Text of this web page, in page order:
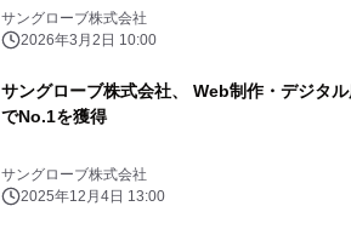
サングローブ株式会社
2026年3月2日 10:00
サングローブ株式会社、 Web制作・デジタ
でNo.1を獲得
サングローブ株式会社
2025年12月4日 13:00